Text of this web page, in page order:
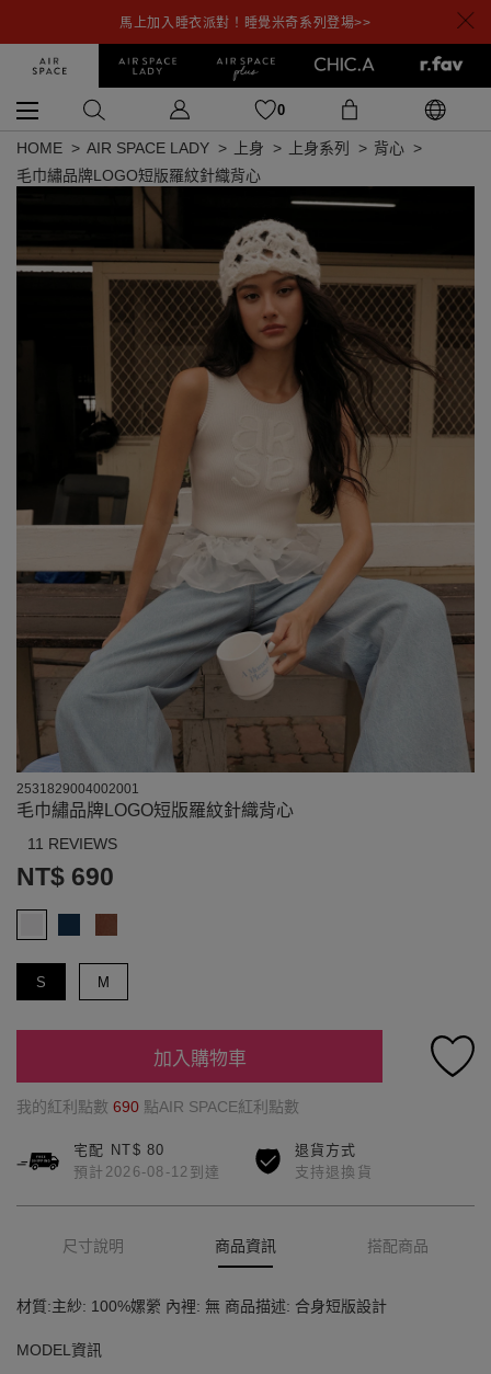
馬上加入睡衣派對！睡覺米奇系列登場>>
0
HOME AIR SPACE LADY 上身 上身系列
背心
毛巾繡品牌LOGO短版羅紋針織背心
2531829004002001
毛巾繡品牌LOGO短版羅紋針織背心
11 REVIEWS
NT$ 690
S M
加入購物車
我的紅利點數 690 點AIR SPACE紅利點數
宅配 NT$ 80
預計2026-08-12到達
退貨方式
支持退換貨
尺寸說明 商品資訊 搭配商品
材質:主紗: 100%嫘縈 內裡: 無 商品描述: 合身短版設計
MODEL資訊